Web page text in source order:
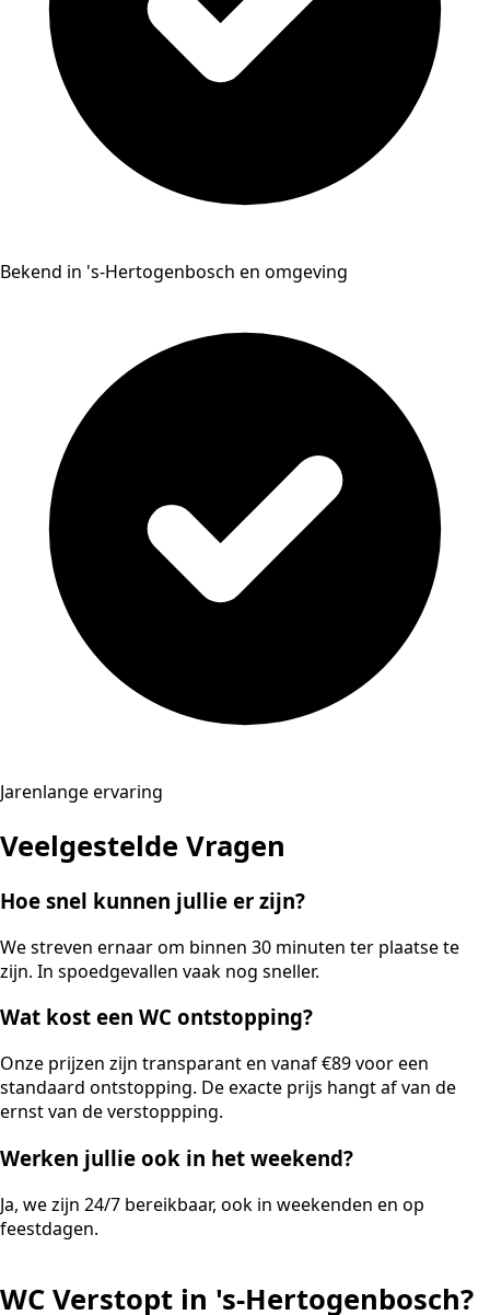
Bekend in 's-Hertogenbosch en omgeving
Jarenlange ervaring
Veelgestelde Vragen
Hoe snel kunnen jullie er zijn?
We streven ernaar om binnen 30 minuten ter plaatse te
zijn. In spoedgevallen vaak nog sneller.
Wat kost een WC ontstopping?
Onze prijzen zijn transparant en vanaf €89 voor een
standaard ontstopping. De exacte prijs hangt af van de
ernst van de verstoppping.
Werken jullie ook in het weekend?
Ja, we zijn 24/7 bereikbaar, ook in weekenden en op
feestdagen.
WC Verstopt in 's-Hertogenbosch?